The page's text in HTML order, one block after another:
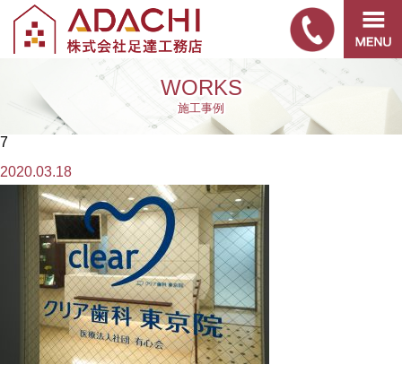
WORKS
施工事例
7
2020.03.18